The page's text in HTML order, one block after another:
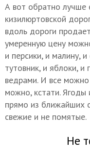
А вот обратно лучше
кизилюртовской
вдоль дороги
умеренную цену
и персики, и малину,
тутовник, и яблоки, и
ведрами. И все можно
можно, кстати. Ягоды
прямо из ближайших
свежие и не помятые.
Не